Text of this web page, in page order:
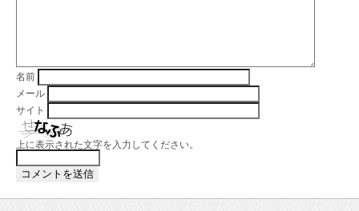
名前
メール
サイト
上に表示された文字を入力してください。